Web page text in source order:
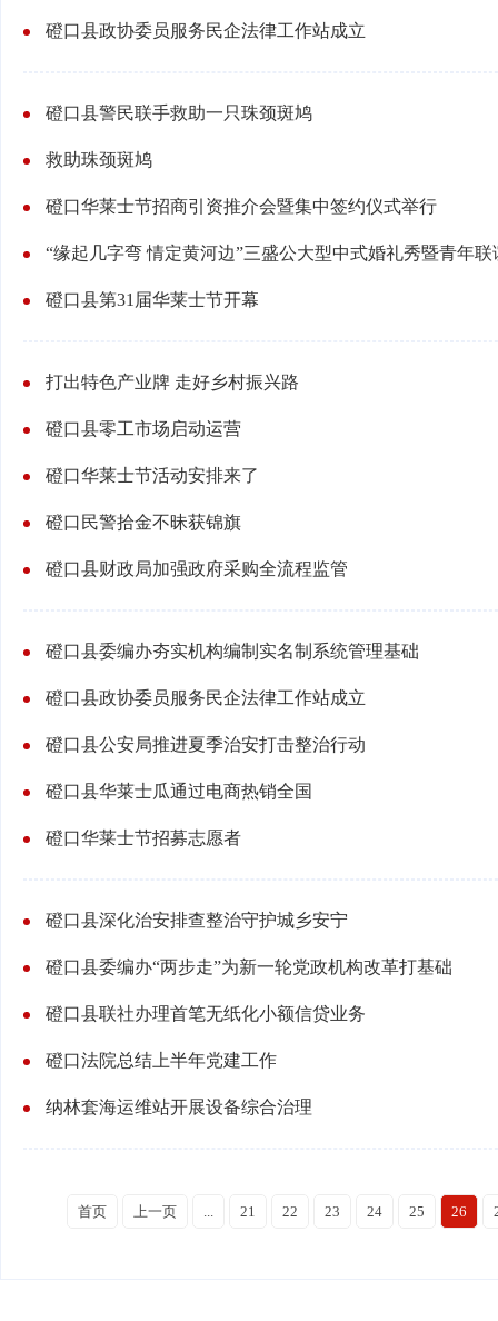
磴口县政协委员服务民企法律工作站成立
磴口县警民联手救助一只珠颈斑鸠
救助珠颈斑鸠
磴口华莱士节招商引资推介会暨集中签约仪式举行
“缘起几字弯 情定黄河边”三盛公大型中式婚礼秀暨青年
磴口县第31届华莱士节开幕
打出特色产业牌 走好乡村振兴路
磴口县零工市场启动运营
磴口华莱士节活动安排来了
磴口民警拾金不昧获锦旗
磴口县财政局加强政府采购全流程监管
磴口县委编办夯实机构编制实名制系统管理基础
磴口县政协委员服务民企法律工作站成立
磴口县公安局推进夏季治安打击整治行动
磴口县华莱士瓜通过电商热销全国
磴口华莱士节招募志愿者
磴口县深化治安排查整治守护城乡安宁
磴口县委编办“两步走”为新一轮党政机构改革打基础
磴口县联社办理首笔无纸化小额信贷业务
磴口法院总结上半年党建工作
纳林套海运维站开展设备综合治理
首页 上一页 ... 21 22 23 24 25 26